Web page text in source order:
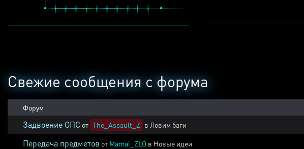
Свежие сообщения с форума
Форум
Задвоение ОПС от The_Assault_Z в Ловим баги
Передача предметов от Mamai_ZLO в Новые идеи